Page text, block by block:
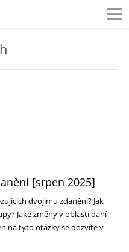
[srpen 2025]‎
dvojímu zdanění? Jak
Jaké změny v oblasti daní
na tyto otázky se dozvíte ‎v